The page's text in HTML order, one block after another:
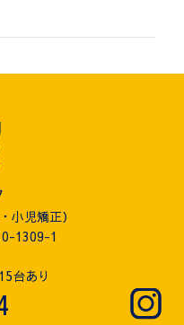
小児矯正）
1309-1
台あり